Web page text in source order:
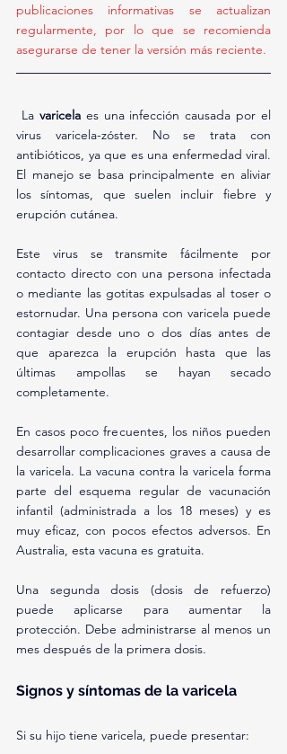
publicaciones informativas se actualizan
regularmente, por lo que se recomienda
asegurarse de tener la versión más reciente.
La varicela es una infección causada por el
virus varicela-zóster. No se trata con
antibióticos, ya que es una enfermedad viral.
El manejo se basa principalmente en aliviar
los síntomas, que suelen incluir fiebre y
erupción cutánea.
Este virus se transmite fácilmente por
contacto directo con una persona infectada
o mediante las gotitas expulsadas al toser o
estornudar. Una persona con varicela puede
contagiar desde uno o dos días antes de
que aparezca la erupción hasta que las
últimas ampollas se hayan secado
completamente.
En casos poco frecuentes, los niños pueden
desarrollar complicaciones graves a causa de
la varicela. La vacuna contra la varicela forma
parte del esquema regular de vacunación
infantil (administrada a los 18 meses) y es
muy eficaz, con pocos efectos adversos. En
Australia, esta vacuna es gratuita.
Una segunda dosis (dosis de refuerzo)
puede aplicarse para aumentar la
protección. Debe administrarse al menos un
mes después de la primera dosis.
Signos y síntomas de la varicela
Si su hijo tiene varicela, puede presentar: